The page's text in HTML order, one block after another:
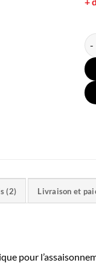
(2) Livraison et
pour